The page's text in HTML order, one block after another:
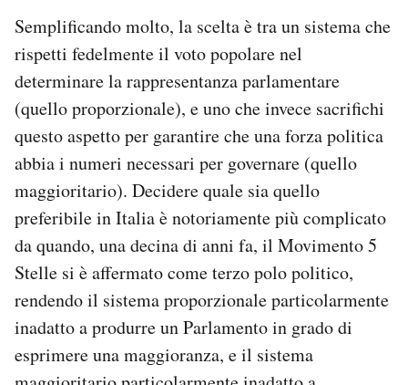
Semplificando molto, la scelta è tra un sistema che
rispetti fedelmente il voto popolare nel
determinare la rappresentanza parlamentare
(quello proporzionale), e uno che invece sacrifichi
questo aspetto per garantire che una forza politica
abbia i numeri necessari per governare (quello
maggioritario). Decidere quale sia quello
preferibile in Italia è notoriamente più complicato
da quando, una decina di anni fa, il Movimento 5
Stelle si è affermato come terzo polo politico,
rendendo il sistema proporzionale particolarmente
inadatto a produrre un Parlamento in grado di
esprimere una maggioranza, e il sistema